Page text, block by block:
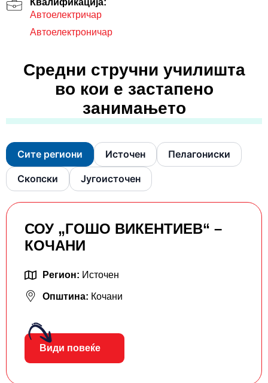
Квалификација:
Aвтоелектричар
Автоелектроничар
Средни стручни училишта
во кои е застапено
занимањето
Сите региони Источен Пелагониски
Скопски Југоисточен
СОУ „ГОШО ВИКЕНТИЕВ“ –
КОЧАНИ
Регион: Источен
Општина: Кочани
Види повеќе